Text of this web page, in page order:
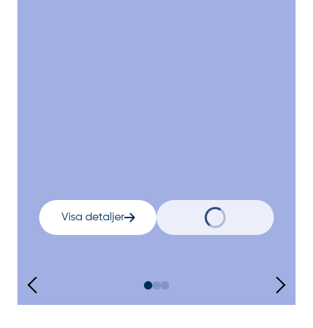
Visa detaljer